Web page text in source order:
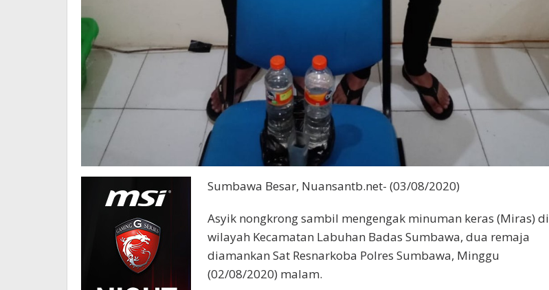
Sumbawa Besar, Nuansantb.net- (03/08/2020)
Asyik nongkrong sambil mengengak minuman keras (Miras) di
wilayah Kecamatan Labuhan Badas Sumbawa, dua remaja
diamankan Sat Resnarkoba Polres Sumbawa, Minggu
(02/08/2020) malam.